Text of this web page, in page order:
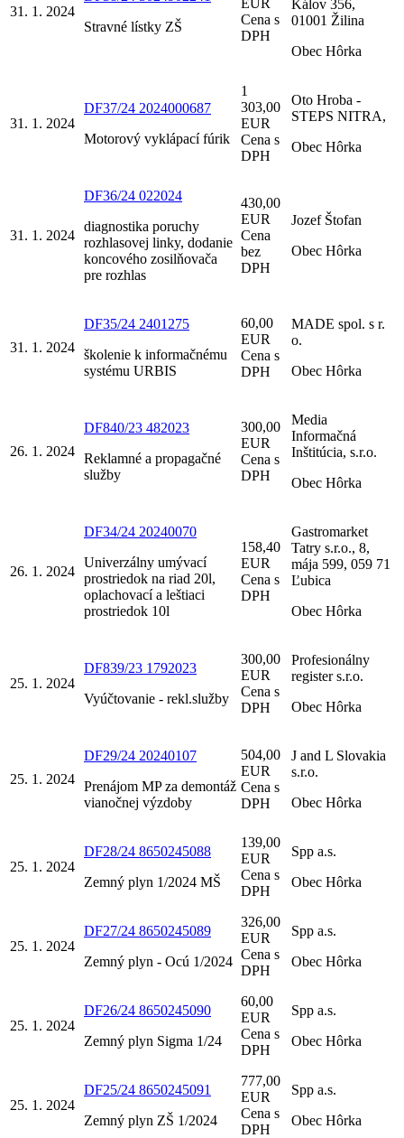
31. 1. 2024
Stravné lístky ZŠ
Cena s
DPH
Kálov 356,
01001 Žilina
Obec Hôrka
31. 1. 2024
DF37/24 2024000687
Motorový vyklápací fúrik
1
303,00
EUR
Cena s
DPH
Oto Hroba -
STEPS NITRA,
Obec Hôrka
31. 1. 2024
DF36/24 022024
diagnostika poruchy
rozhlasovej linky, dodanie
koncového zosilňovača
pre rozhlas
430,00
EUR
Cena
bez
DPH
Jozef Štofan
Obec Hôrka
31. 1. 2024
DF35/24 2401275
školenie k informačnému
systému URBIS
60,00
EUR
Cena s
DPH
MADE spol. s r.
o.
Obec Hôrka
26. 1. 2024
DF840/23 482023
Reklamné a propagačné
služby
300,00
EUR
Cena s
DPH
Media
Informačná
Inštitúcia, s.r.o.
Obec Hôrka
26. 1. 2024
DF34/24 20240070
Univerzálny umývací
prostriedok na riad 20l,
oplachovací a leštiaci
prostriedok 10l
158,40
EUR
Cena s
DPH
Gastromarket
Tatry s.r.o., 8,
mája 599, 059 71
Ľubica
Obec Hôrka
25. 1. 2024
DF839/23 1792023
Vyúčtovanie - rekl.služby
300,00
EUR
Cena s
DPH
Profesionálny
register s.r.o.
Obec Hôrka
25. 1. 2024
DF29/24 20240107
Prenájom MP za demontáž
vianočnej výzdoby
504,00
EUR
Cena s
DPH
J and L Slovakia
s.r.o.
Obec Hôrka
25. 1. 2024
DF28/24 8650245088
Zemný plyn 1/2024 MŠ
139,00
EUR
Cena s
DPH
Spp a.s.
Obec Hôrka
25. 1. 2024
DF27/24 8650245089
Zemný plyn - Ocú 1/2024
326,00
EUR
Cena s
DPH
Spp a.s.
Obec Hôrka
25. 1. 2024
DF26/24 8650245090
Zemný plyn Sigma 1/24
60,00
EUR
Cena s
DPH
Spp a.s.
Obec Hôrka
25. 1. 2024
DF25/24 8650245091
Zemný plyn ZŠ 1/2024
777,00
EUR
Cena s
DPH
Spp a.s.
Obec Hôrka